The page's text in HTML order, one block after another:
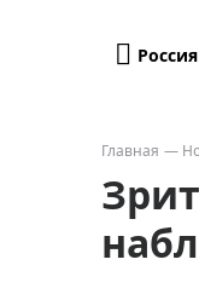
Телескопы
Бинокли
Лупы
Россия
Главная